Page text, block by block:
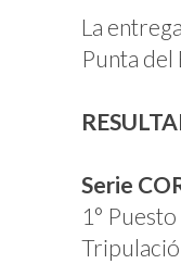
La
Punta del
Serie
1° Puesto